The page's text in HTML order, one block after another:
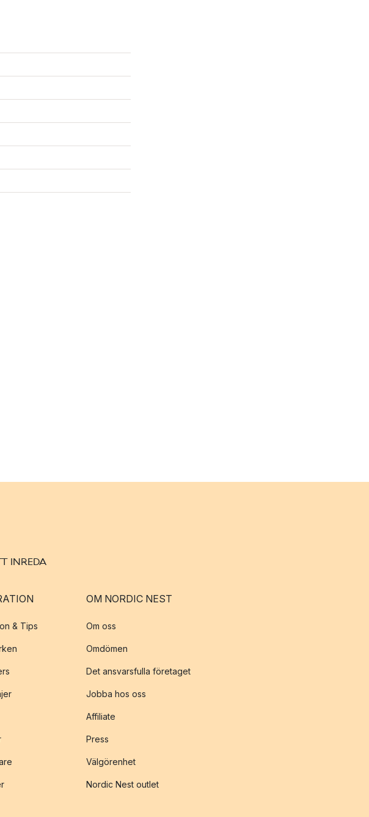
INREDA
& Tips
OM NORDIC NEST
Om oss
Omdömen
Det ansvarsfulla företaget
Jobba hos oss
Affiliate
Press
Välgörenhet
Nordic Nest outlet